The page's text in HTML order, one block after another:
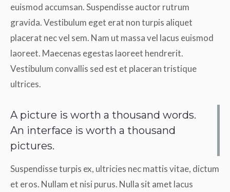
euismod accumsan. Suspendisse auctor rutrum
gravida. Vestibulum eget erat non turpis aliquet
placerat nec vel sem. Nam ut massa vel lacus euismod
laoreet. Maecenas egestas laoreet hendrerit.
Vestibulum convallis sed est et placeran tristique
ultrices.
A picture is worth a thousand words.
An interface is worth a thousand
pictures.
Suspendisse turpis ex, ultricies nec mattis vitae, dictum
et eros. Nullam et nisi purus. Nulla sit amet lacus